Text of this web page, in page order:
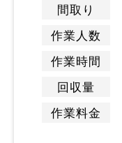
間取り
作業人数
作業時間
回収量
作業料金